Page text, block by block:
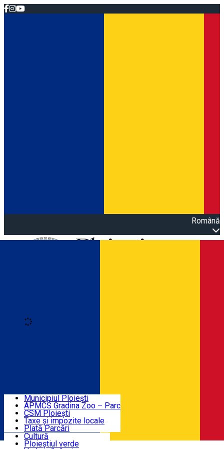
Română
Agenda evenimentelor
Știri Primărie
Turist în Ploiești
Contact
Municipiul Ploiești
APMCS Gradina Zoo – Parc
CSM Ploiești
Taxe și impozite locale
Plată Parcări
Cultură
Ploieștiul verde